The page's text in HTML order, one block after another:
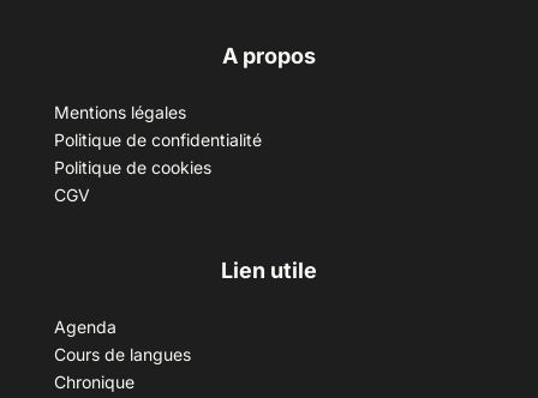
A propos
Mentions légales
Politique de confidentialité
Politique de cookies
CGV
Lien utile
Agenda
Cours de langues
Chronique